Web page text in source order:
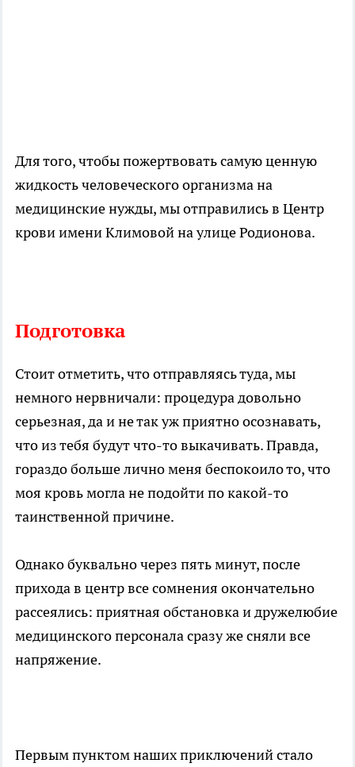
Для того, чтобы пожертвовать самую ценную
жидкость человеческого организма на
медицинские нужды, мы отправились в Центр
крови имени Климовой на улице Родионова.
Подготовка
Стоит отметить, что отправляясь туда, мы
немного нервничали: процедура довольно
серьезная, да и не так уж приятно осознавать,
что из тебя будут что-то выкачивать. Правда,
гораздо больше лично меня беспокоило то, что
моя кровь могла не подойти по какой-то
таинственной причине.
Однако буквально через пять минут, после
прихода в центр все сомнения окончательно
рассеялись: приятная обстановка и дружелюбие
медицинского персонала сразу же сняли все
напряжение.
Первым пунктом наших приключений стало